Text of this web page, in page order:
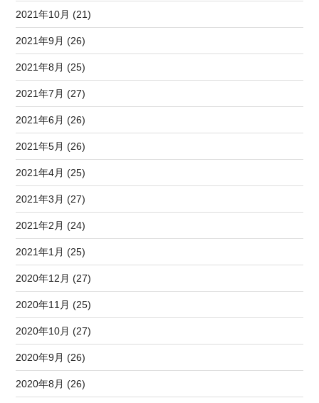
2021年10月 (21)
2021年9月 (26)
2021年8月 (25)
2021年7月 (27)
2021年6月 (26)
2021年5月 (26)
2021年4月 (25)
2021年3月 (27)
2021年2月 (24)
2021年1月 (25)
2020年12月 (27)
2020年11月 (25)
2020年10月 (27)
2020年9月 (26)
2020年8月 (26)